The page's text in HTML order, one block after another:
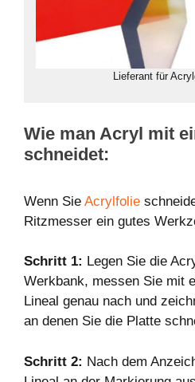
Lieferant für
Wie man Acryl mit
schneidet:
Wenn Sie Acrylfolie
Ritzmesser ein gutes
Schritt 1: Legen Sie die
Werkbank, messen Sie mit
Lineal genau nach und
an denen Sie die Platte
Schritt 2: Nach dem